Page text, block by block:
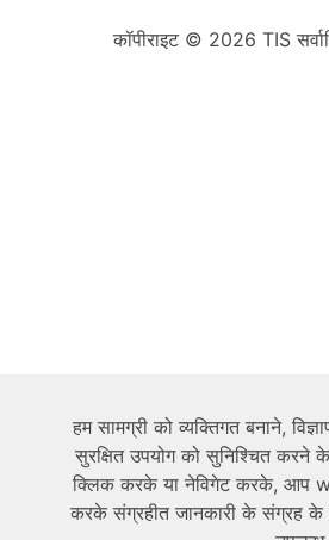
कॉपीराइट © 2026 TIS
हम सामग्री को व्यक्तिगत बनाने,
सुरक्षित उपयोग को सुनिश्चित
क्लिक करके या नेविगेट करके, आप
करके संग्रहीत जानकारी के संग्रह के